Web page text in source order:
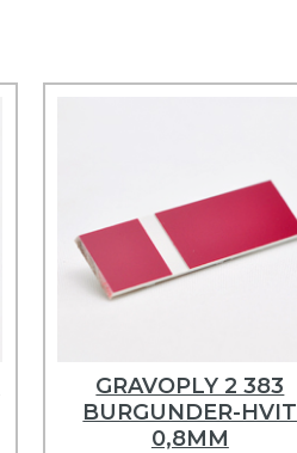
GRAVOPLY 2 383
BURGUNDER-HVIT
0,8MM